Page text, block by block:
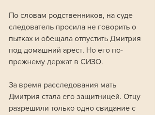
По словам родственников, на суде
следователь просила не говорить о
пытках и обещала отпустить Дмитрия
под домашний арест. Но его по-
прежнему держат в СИЗО.
За время расследования мать
Дмитрия стала его защитницей. Отцу
разрешили только одно свидание с